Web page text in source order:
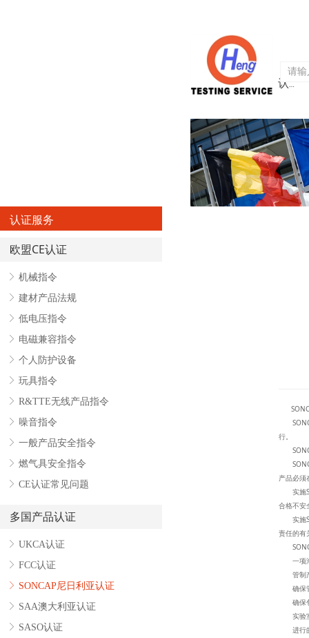
认证服务
行。
产品必须
实施
合格不安
实施
责任的有
一项海
管制产
确保管
确保包
实验室
进行的
认证服务
欧盟CE认证
ꁕ 机械指令
ꁕ 建材产品法规
ꁕ 低电压指令
ꁕ 电磁兼容指令
ꁕ 个人防护设备
ꁕ 玩具指令
ꁕ R&TTE无线产品指令
ꁕ 噪音指令
ꁕ 一般产品安全指令
ꁕ 燃气具安全指令
ꁕ CE认证常见问题
多国产品认证
ꁕ UKCA认证
ꁕ FCC认证
ꁕ SONCAP尼日利亚认证
ꁕ SAA澳大利亚认证
ꁕ SASO认证